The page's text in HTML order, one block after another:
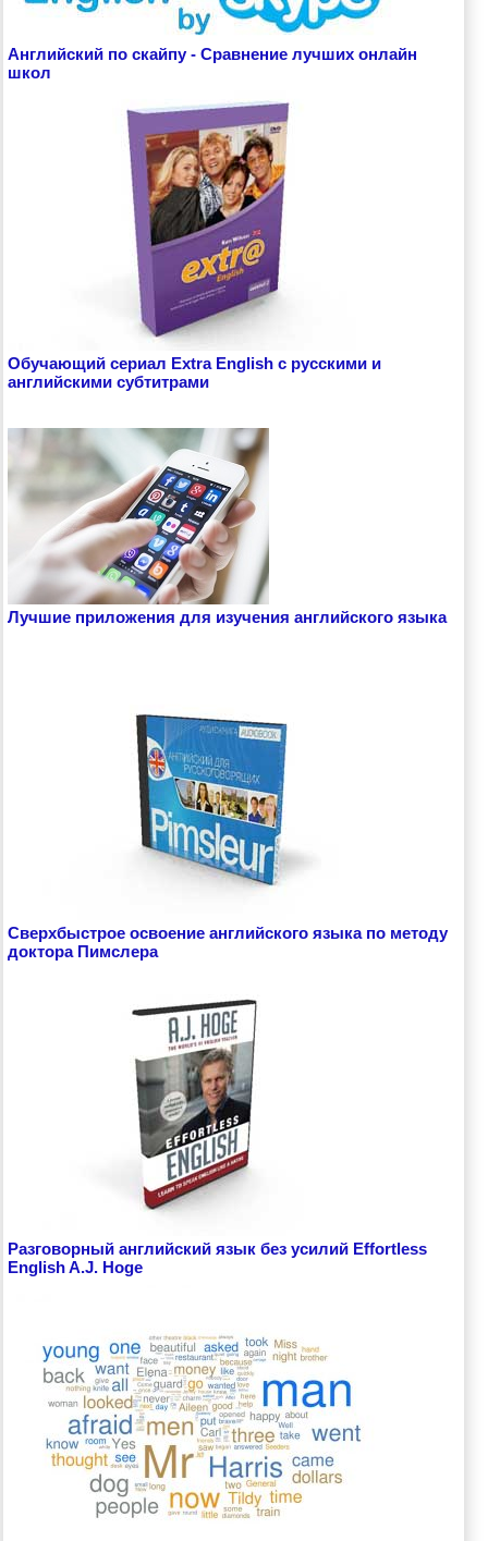
Английский по скайпу - Сравнение лучших онлайн
школ
Обучающий сериал Extra English с русскими и
английскими субтитрами
Лучшие приложения для изучения английского языка
Сверхбыстрое освоение английского языка по методу
доктора Пимслера
Разговорный английский язык без усилий Effortless
English A.J. Hoge